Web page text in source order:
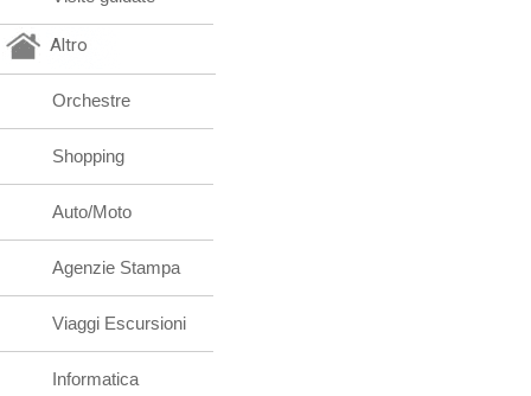
Altro
Orchestre
Shopping
Auto/Moto
Agenzie Stampa
Viaggi Escursioni
Informatica